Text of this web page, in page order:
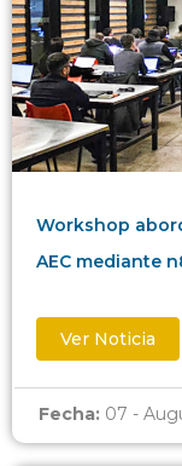
Workshop
AEC mediante
Ver Noticia
Fecha: 07 -